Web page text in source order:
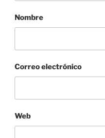
Nombre
Correo electrónico
Web